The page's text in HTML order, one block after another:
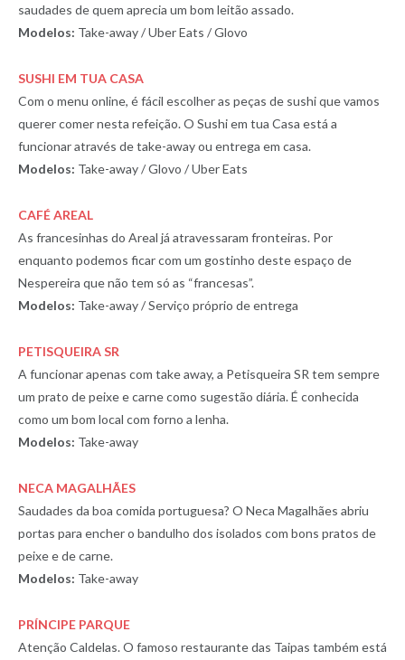
saudades de quem aprecia um bom leitão assado.
Modelos: Take-away / Uber Eats / Glovo
SUSHI EM TUA CASA
Com o menu online, é fácil escolher as peças de sushi que vamos
querer comer nesta refeição. O Sushi em tua Casa está a
funcionar através de take-away ou entrega em casa.
Modelos: Take-away / Glovo / Uber Eats
CAFÉ AREAL
As francesinhas do Areal já atravessaram fronteiras. Por
enquanto podemos ficar com um gostinho deste espaço de
Nespereira que não tem só as “francesas”.
Modelos: Take-away / Serviço próprio de entrega
PETISQUEIRA SR
A funcionar apenas com take away, a Petisqueira SR tem sempre
um prato de peixe e carne como sugestão diária. É conhecida
como um bom local com forno a lenha.
Modelos: Take-away
NECA MAGALHÃES
Saudades da boa comida portuguesa? O Neca Magalhães abriu
portas para encher o bandulho dos isolados com bons pratos de
peixe e de carne.
Modelos: Take-away
PRÍNCIPE PARQUE
Atenção Caldelas. O famoso restaurante das Taipas também está